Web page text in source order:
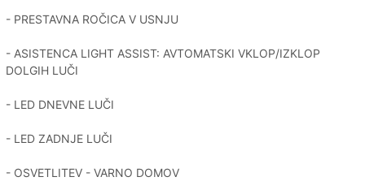
- PRESTAVNA ROČICA V USNJU
- ASISTENCA LIGHT ASSIST: AVTOMATSKI VKLOP/IZKLOP
DOLGIH LUČI
- LED DNEVNE LUČI
- LED ZADNJE LUČI
- OSVETLITEV - VARNO DOMOV